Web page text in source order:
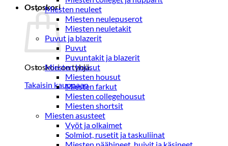
Ostoskori
Ostoskori on tyhjä.
Takaisin kauppaan
Miesten neuleet
Miesten neulepuserot
Miesten neuletakit
Puvut ja blazerit
Puvut
Puvuntakit ja blazerit
Miesten housut
Miesten housut
Miesten farkut
Miesten collegehousut
Miesten shortsit
Miesten asusteet
Vyöt ja olkaimet
Solmiot, rusetit ja taskuliinat